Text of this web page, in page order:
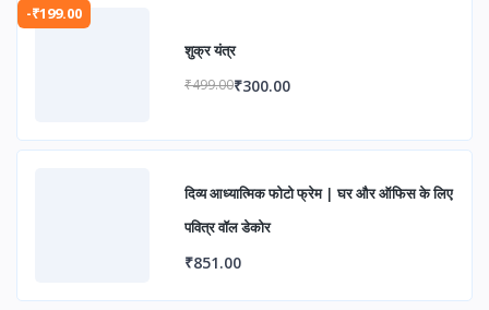
-₹199.00
शुक्र यंत्र
₹499.00₹300.00
दिव्य आध्यात्मिक फोटो फ्रेम | घर और ऑफिस के लिए
पवित्र वॉल डेकोर
₹851.00